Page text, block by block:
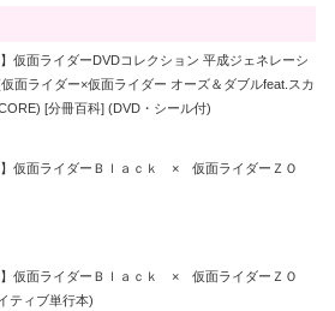
】仮面ライダーDVDコレクション 平成ジェネレーシ
面ライダー×仮面ライダー オーズ＆ダブルfeat.スカ
[分冊百科] (DVD・シール付)
】仮面ライダーＢｌａｃｋ × 仮面ライダーＺＯ
】仮面ライダーＢｌａｃｋ × 仮面ライダーＺＯ
ティブ単行本)